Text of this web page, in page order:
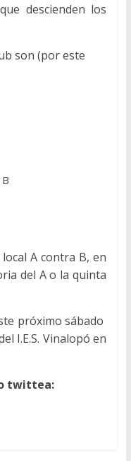
descienden los
son (por este
A contra B, en
del A o la quinta
próximo sábado
I.E.S. Vinalopó en
twittea: